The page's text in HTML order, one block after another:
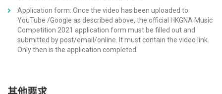
Application form: Once the video has been uploaded to
YouTube /Google as described above, the official HKGNA Music
Competition 2021 application form must be filled out and
submitted by post/email/online. It must contain the video link.
Only then is the application completed.